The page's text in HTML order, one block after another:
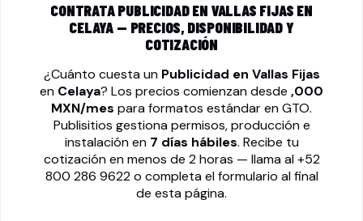
CONTRATA PUBLICIDAD EN VALLAS FIJAS EN
CELAYA — PRECIOS, DISPONIBILIDAD Y
COTIZACIÓN
¿Cuánto cuesta un Publicidad en Vallas Fijas
en Celaya? Los precios comienzan desde ,000
MXN/mes para formatos estándar en GTO.
Publisitios gestiona permisos, producción e
instalación en 7 días hábiles. Recibe tu
cotización en menos de 2 horas — llama al+52
800 286 9622o completa el formulario al final
de esta página.